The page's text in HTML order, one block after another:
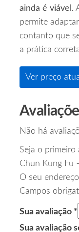
ainda é viável.
permite
contanto que
a prática
Ver preço
Não há
Seja o primeiro
Chun Kung Fu
O seu
Campos
Sua avaliação *
Sua avaliação